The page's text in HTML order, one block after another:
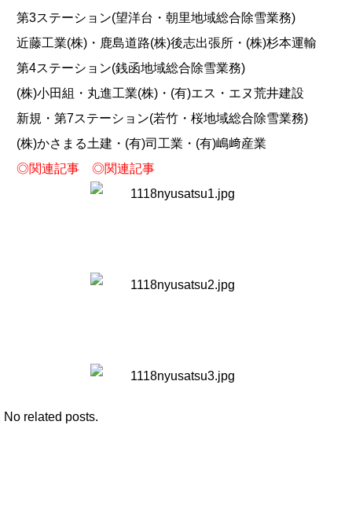
第3ステーション(望洋台・朝里地域総合除雪業務)
近藤工業(株)・鹿島道路(株)後志出張所・(株)杉本運輸
第4ステーション(銭函地域総合除雪業務)
(株)小田組・丸進工業(株)・(有)エス・エヌ荒井建設
新規・第7ステーション(若竹・桜地域総合除雪業務)
(株)かさまる土建・(有)司工業・(有)嶋﨑産業
◎関連記事 ◎関連記事
No related posts.